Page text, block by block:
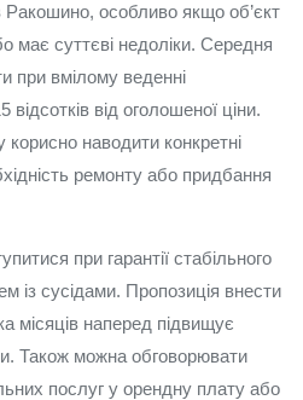
Ракошино, особливо якщо об’єкт
має суттєві недоліки. Середня
при вмілому веденні
відсотків від оголошеної ціни.
наводити конкретні
ремонту або придбання
при гарантії стабільного
із сусідами. Пропозиція внести
місяців наперед підвищує
Також можна обговорювати
послуг у орендну плату або